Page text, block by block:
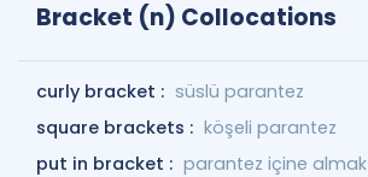
Bracket (n) Collocations
curly bracket : süslü parantez
square brackets : köşeli parantez
put in bracket : parantez içine almak